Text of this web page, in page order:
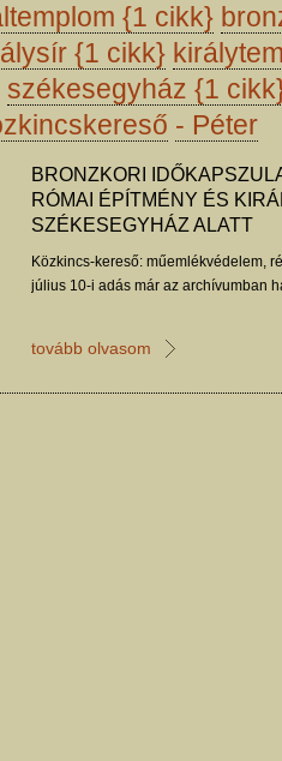
{1 cikk}
{1 cikk}
székesegyház {1
- Péter
BRONZKORI
RÓMAI ÉPÍTMÉNY ÉS
SZÉKESEGYHÁZ ALATT
Közkincs-kereső: műemlékvédelem,
július 10-i adás már az archívumban
tovább olvasom